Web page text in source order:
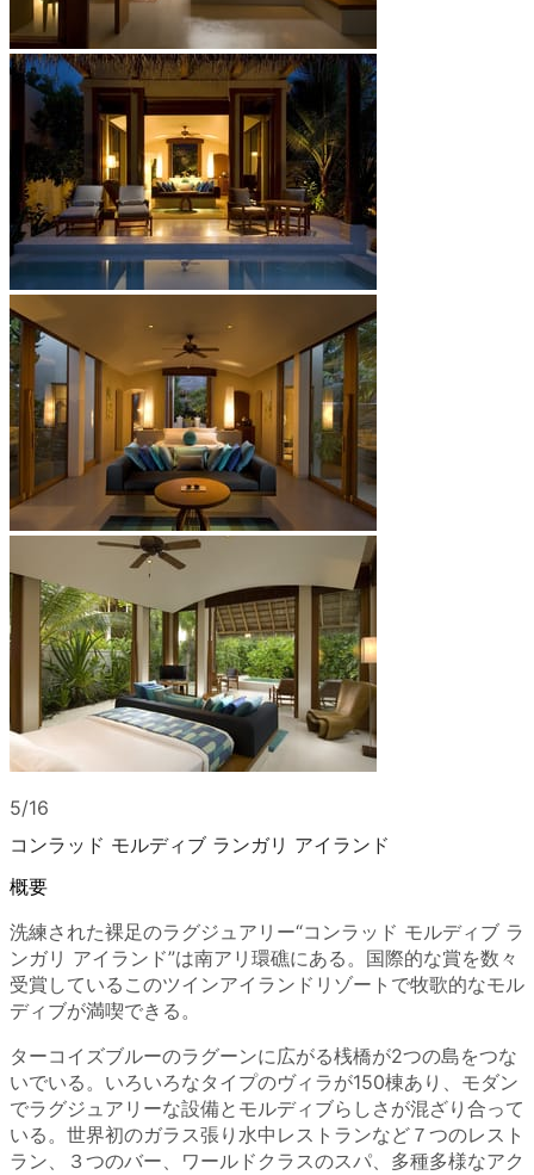
5/16
コンラッド モルディブ ランガリ アイランド
概要
洗練された裸足のラグジュアリー“コンラッド モルディブ ラ
ンガリ アイランド”は南アリ環礁にある。国際的な賞を数々
受賞しているこのツインアイランドリゾートで牧歌的なモル
ディブが満喫できる。
ターコイズブルーのラグーンに広がる桟橋が2つの島をつな
いでいる。いろいろなタイプのヴィラが150棟あり、モダン
でラグジュアリーな設備とモルディブらしさが混ざり合って
いる。世界初のガラス張り水中レストランなど７つのレスト
ラン、３つのバー、ワールドクラスのスパ、多種多様なアク